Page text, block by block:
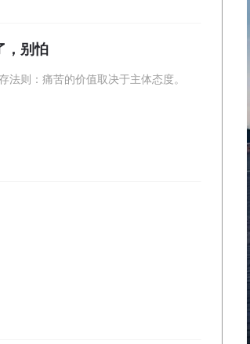
，别怕
法则：痛苦的价值取决于主体态度。